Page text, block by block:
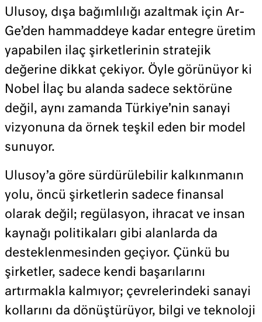
Ulusoy, dışa bağımlılığı azaltmak için Ar-
Ge’den hammaddeye kadar entegre üretim
yapabilen ilaç şirketlerinin stratejik
değerine dikkat çekiyor. Öyle görünüyor ki
Nobel İlaç bu alanda sadece sektörüne
değil, aynı zamanda Türkiye’nin sanayi
vizyonuna da örnek teşkil eden bir model
sunuyor.
Ulusoy’a göre sürdürülebilir kalkınmanın
yolu, öncü şirketlerin sadece finansal
olarak değil; regülasyon, ihracat ve insan
kaynağı politikaları gibi alanlarda da
desteklenmesinden geçiyor. Çünkü bu
şirketler, sadece kendi başarılarını
artırmakla kalmıyor; çevrelerindeki sanayi
kollarını da dönüştürüyor, bilgi ve teknoloji